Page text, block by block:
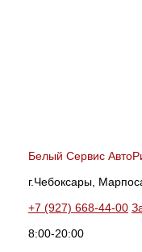
Белый Сервис
г.Чебоксары,
+7 (927) 668-44-00
8:00-20:00